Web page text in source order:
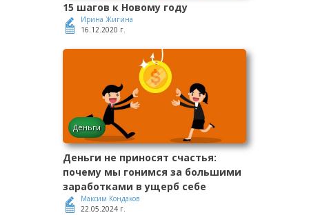
15 шагов к Новому году
Ирина Жигина
16.12.2020 г.
Деньги
Деньги не приносят счастья:
почему мы гонимся за большими
заработками в ущерб себе
Максим Кондаков
22.05.2024 г.